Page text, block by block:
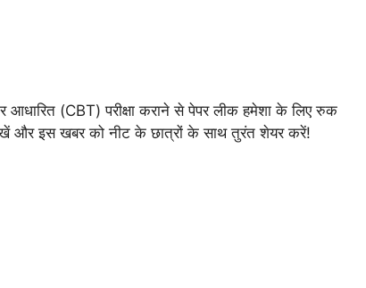
(CBT) परीक्षा कराने से पेपर लीक हमेशा के लिए रुक
और इस खबर को नीट के छात्रों के साथ तुरंत शेयर करें!